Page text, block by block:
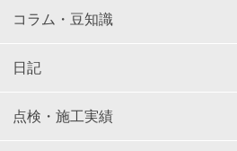
コラム・豆知識
日記
点検・施工実績